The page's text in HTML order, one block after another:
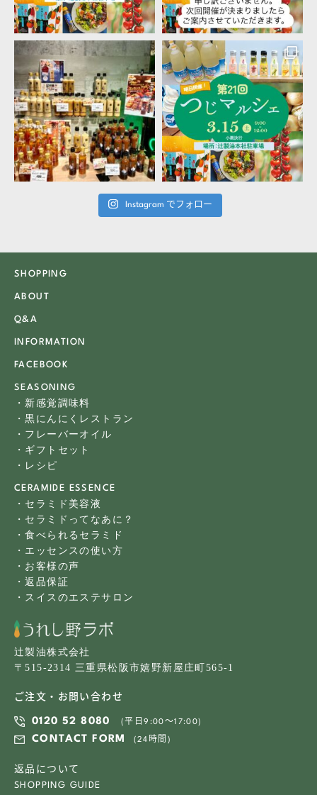
Instagram でフォロー
SHOPPING
ABOUT
Q&A
INFORMATION
FACEBOOK
SEASONING
・新感覚調味料
・黒にんにくレストラン
・フレーバーオイル
・ギフトセット
・レシピ
CERAMIDE ESSENCE
・セラミド美容液
・セラミドってなあに？
・食べられるセラミド
・エッセンスの使い方
・お客様の声
・返品保証
・スイスのエステサロン
辻製油株式会社
〒515-2314 三重県松阪市嬉野新屋庄町565-1
ご注文・お問い合わせ
0120 52 8080 (平日9:00〜17:00)
CONTACT FORM (24時間)
返品について
SHOPPING GUIDE